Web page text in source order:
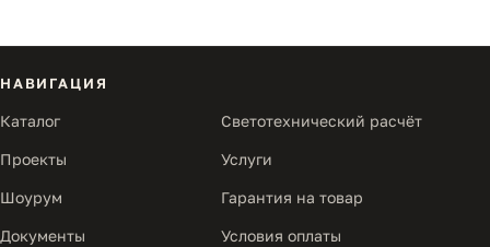
НАВИГАЦИЯ
Каталог Светотехнический расчёт
Проекты Услуги
Шоурум Гарантия на товар
Документы Условия оплаты